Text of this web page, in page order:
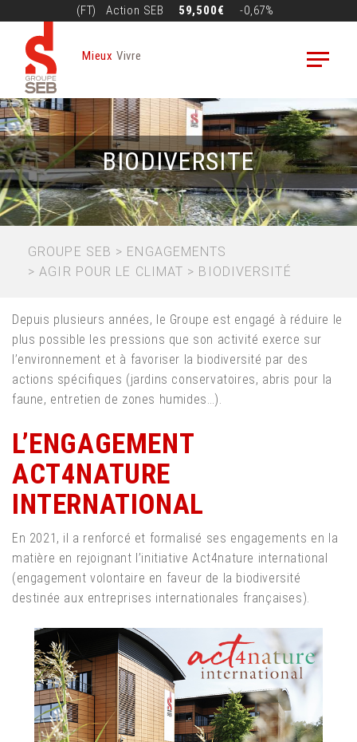
contenu
principal
(FT) Action SEB 59,500€ -0,67%
Mieux Vivre
BIODIVERSITE
FIL
D'ARIANE
GROUPE SEB
ENGAGEMENTS
AGIR POUR LE CLIMAT
BIODIVERSITÉ
Depuis plusieurs années, le Groupe est engagé à réduire le
plus possible les pressions que son activité exerce sur
l’environnement et à favoriser la biodiversité par des
actions spécifiques (jardins conservatoires, abris pour la
faune, entretien de zones humides…).
L’ENGAGEMENT
ACT4NATURE
INTERNATIONAL
En 2021, il a renforcé et formalisé ses engagements en la
matière en rejoignant l’initiative Act4nature international
(engagement volontaire en faveur de la biodiversité
destinée aux entreprises internationales françaises).